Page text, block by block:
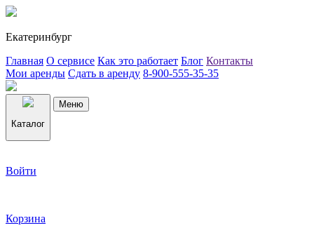
Екатеринбург
Главная О сервисе Как это работает Блог Контакты
Мои аренды Сдать в аренду 8-900-555-35-35
Каталог
Меню
Войти
Корзина